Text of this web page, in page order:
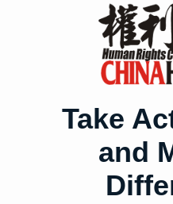
Take
and